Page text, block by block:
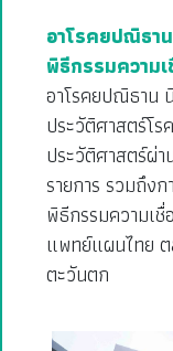
อาโรคยปณิธา
พิธีกรรมความ
อาโรคยปณิธาน
ประวัติศาสตร์โ
ประวัติศาสตร์ผ่
รายการ รวมถึง
พิธีกรรมความ
แพทย์แผนไทย
ตะวันตก